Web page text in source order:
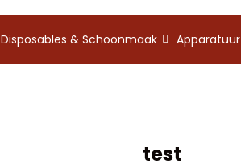
Disposables & Schoonmaak Apparatuur
test